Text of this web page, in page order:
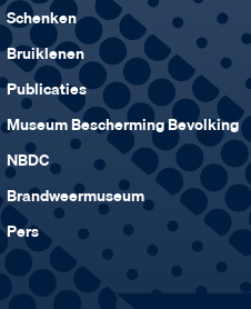
Schenken
Bruiklenen
Publicaties
Museum Bescherming Bevolking
NBDC
Brandweermuseum
Pers